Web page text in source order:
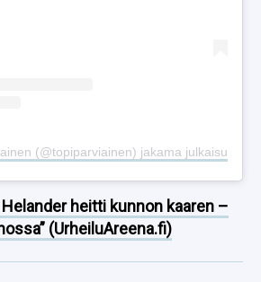
(@topiparviainen) jakama julkaisu
Helander heitti kunnon kaaren –
(UrheiluAreena.fi)